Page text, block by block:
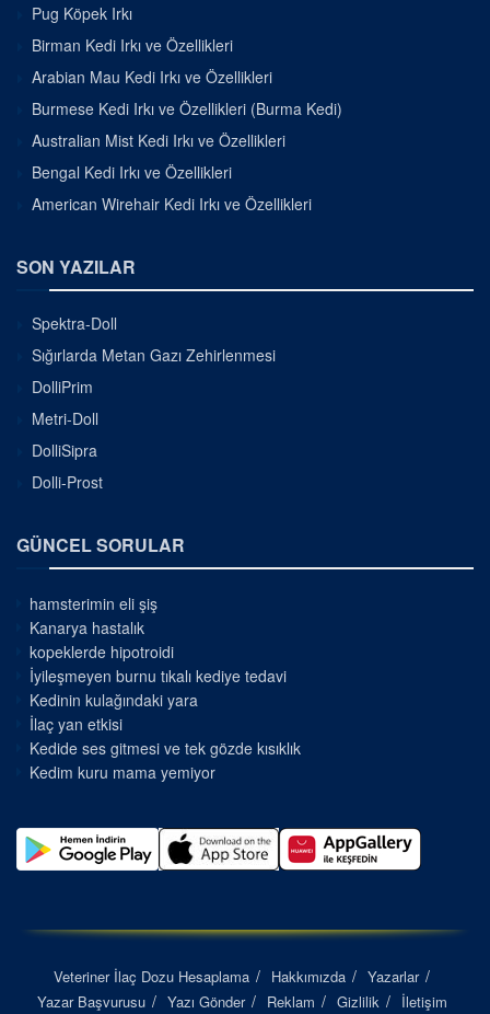
Pug Köpek Irkı
Birman Kedi Irkı ve Özellikleri
Arabian Mau Kedi Irkı ve Özellikleri
Burmese Kedi Irkı ve Özellikleri (Burma Kedi)
Australian Mist Kedi Irkı ve Özellikleri
Bengal Kedi Irkı ve Özellikleri
American Wirehair Kedi Irkı ve Özellikleri
SON YAZILAR
Spektra-Doll
Sığırlarda Metan Gazı Zehirlenmesi
DolliPrim
Metri-Doll
DolliSipra
Dolli-Prost
GÜNCEL SORULAR
hamsterimin eli şiş
Kanarya hastalık
kopeklerde hipotroidi
İyileşmeyen burnu tıkalı kediye tedavi
Kedinin kulağındaki yara
İlaç yan etkisi
Kedide ses gitmesi ve tek gözde kısıklık
Kedim kuru mama yemiyor
Veteriner İlaç Dozu Hesaplama Hakkımızda
Yazarlar
Yazar Başvurusu
Yazı Gönder Reklam Gizlilik İletişim